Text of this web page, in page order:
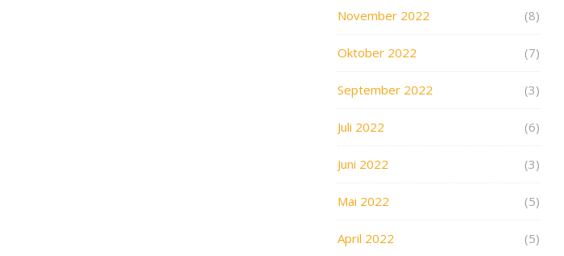
November 2022 (8)
Oktober 2022 (7)
September 2022 (3)
Juli 2022 (6)
Juni 2022 (3)
Mai 2022 (5)
April 2022 (5)